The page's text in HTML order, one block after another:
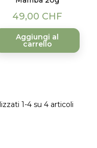
Prezzo
49,00 CHF
Aggiungi al
carrello
1-4 su 4 articoli